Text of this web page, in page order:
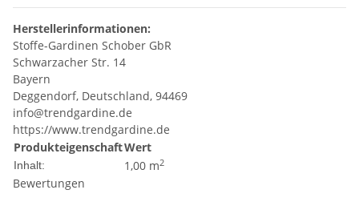
Herstellerinformationen:
Stoffe-Gardinen Schober GbR
Schwarzacher Str. 14
Bayern
Deggendorf, Deutschland, 94469
info@trendgardine.de
https://www.trendgardine.de
ProdukteigenschaftWert
Inhalt: 1,00 m2
Bewertungen